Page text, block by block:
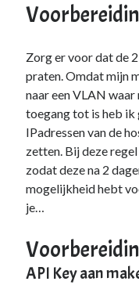
Duiken(7)
Games(1)
Tech(39)
3D Printen(2)
Google(2)
Chrome (1)
Drive(1)
Home Assistant(1)
HPE ProLiant(1)
Microsoft (15)
Zorg er voor dat de
praten. Omdat mijn
naar een VLAN
toegang tot is heb ik
IPadressen van de
zetten. Bij deze
zodat deze na 2
mogelijkheid hebt
je…
API Key aan